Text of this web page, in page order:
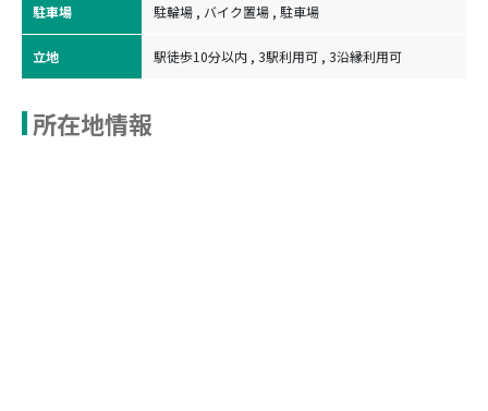
駐車場 駐輪場 , バイク置場 , 駐車場
立地 駅徒歩10分以内 , 3駅利用可 , 3沿縁利用可
所在地情報